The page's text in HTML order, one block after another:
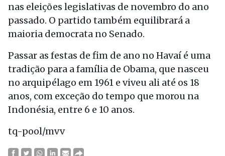
nas eleições legislativas de novembro do ano
passado. O partido também equilibrará a
maioria democrata no Senado.
Passar as festas de fim de ano no Havaí é uma
tradição para a família de Obama, que nasceu
no arquipélago em 1961 e viveu ali até os 18
anos, com exceção do tempo que morou na
Indonésia, entre 6 e 10 anos.
tq-pool/mvv